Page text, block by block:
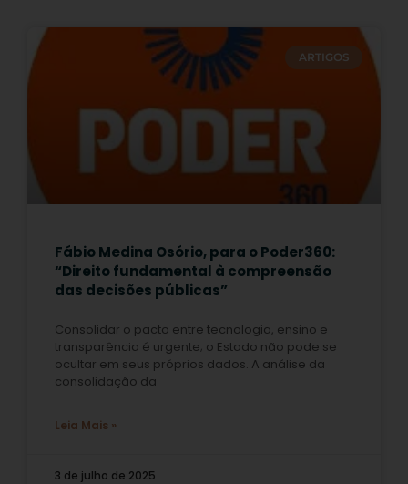
ARTIGOS
Fábio Medina Osório, para o Poder360:
“Direito fundamental à compreensão
das decisões públicas”
Consolidar o pacto entre tecnologia, ensino e
transparência é urgente; o Estado não pode se
ocultar em seus próprios dados. A análise da
consolidação da
Leia Mais »
3 de julho de 2025